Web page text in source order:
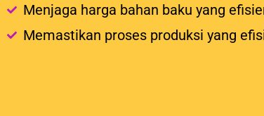
Menjaga harga bahan baku yang
Memastikan proses produksi yang